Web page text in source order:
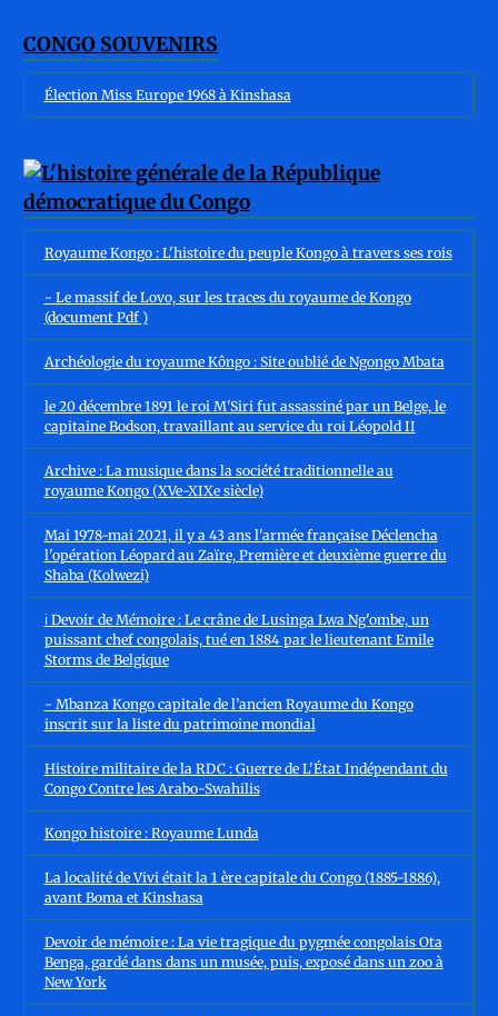
CONGO SOUVENIRS
Élection Miss Europe 1968 à Kinshasa
Royaume Kongo : L'histoire du peuple Kongo à travers ses rois
- Le massif de Lovo, sur les traces du royaume de Kongo
(document Pdf )
Archéologie du royaume Kôngo : Site oublié de Ngongo Mbata
le 20 décembre 1891 le roi M'Siri fut assassiné par un Belge, le
capitaine Bodson, travaillant au service du roi Léopold II
Archive : La musique dans la société traditionnelle au
royaume Kongo (XVe-XIXe siècle)
Mai 1978-mai 2021, il y a 43 ans l'armée française Déclencha
l'opération Léopard au Zaïre, Première et deuxième guerre du
Shaba (Kolwezi)
ℹ️ Devoir de Mémoire : Le crâne de Lusinga Lwa Ng'ombe, un
puissant chef congolais, tué en 1884 par le lieutenant Emile
Storms de Belgique
- Mbanza Kongo capitale de l’ancien Royaume du Kongo
inscrit sur la liste du patrimoine mondial
Histoire militaire de la RDC : Guerre de L'État Indépendant du
Congo Contre les Arabo-Swahilis
Kongo histoire : Royaume Lunda
La localité de Vivi était la 1 ère capitale du Congo (1885-1886),
avant Boma et Kinshasa
Devoir de mémoire : La vie tragique du pygmée congolais Ota
Benga, gardé dans dans un musée, puis, exposé dans un zoo à
New York